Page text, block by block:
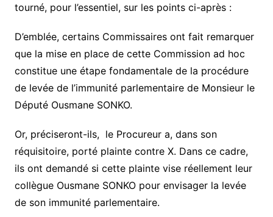
tourné, pour l’essentiel, sur les points ci-après :
D’emblée, certains Commissaires ont fait remarquer
que la mise en place de cette Commission ad hoc
constitue une étape fondamentale de la procédure
de levée de l’immunité parlementaire de Monsieur le
Député Ousmane SONKO.
Or, préciseront-ils, le Procureur a, dans son
réquisitoire, porté plainte contre X. Dans ce cadre,
ils ont demandé si cette plainte vise réellement leur
collègue Ousmane SONKO pour envisager la levée
de son immunité parlementaire.